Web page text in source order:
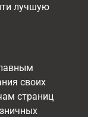
лучшую
своих
страниц